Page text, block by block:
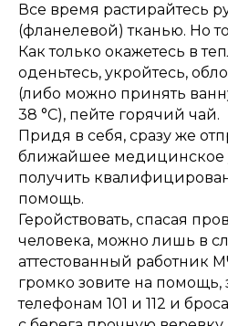
Все время растирайтесь
(фланелевой) тканью. Но
Как только окажетесь в
оденьтесь, укройтесь,
(либо можно принять
38 °C), пейте горячий чай.
Придя в себя, сразу же
ближайшее медицинское
получить
помощь.
Геройствовать, спасая
человека, можно лишь в
аттестованный работник
громко зовите на помощь,
телефонам 101 и 112 и